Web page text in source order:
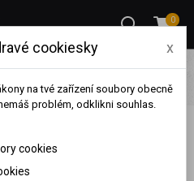
0
pro ženy Shakery
Amix
růžová.
Color 400 ml - růžová.
obratu za
byl váš
cookiesky x
na tvé zařízení soubory obecně
problém, odklikni souhlas.
cookies